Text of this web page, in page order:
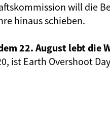
will die
hinaus schieben.
22. August lebt die
ist Earth Overshoot